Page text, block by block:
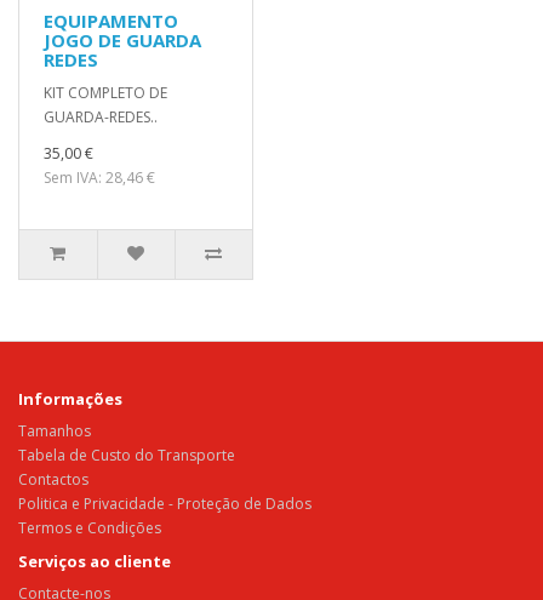
EQUIPAMENTO
JOGO DE GUARDA
REDES
KIT COMPLETO DE
GUARDA-REDES..
35,00 €
Sem IVA: 28,46 €
Informações
Tamanhos
Tabela de Custo do Transporte
Contactos
Politica e Privacidade - Proteção de Dados
Termos e Condições
Serviços ao cliente
Contacte-nos